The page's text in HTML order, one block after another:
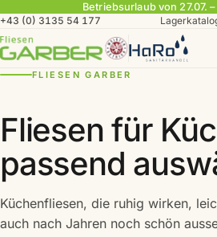
Betriebsurlaub von 27.07.
+43 (0) 3135 54 177
FLIESEN GARBER
Fliesen für
passend
Küchenfliesen, die ruhig wirken,
auch nach Jahren noch schön